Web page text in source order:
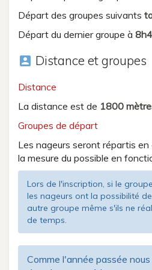
Départ des groupes suivants
Départ du dernier groupe à
account_box Distance et groupes
Distance
La distance est de 1800
Groupes de départ
Les nageurs seront répartis en
la mesure du possible en
Lors de l'inscription, si le
les nageurs ont la possibilité
autre groupe même s'ils ne
de temps.
Comme l'année passée